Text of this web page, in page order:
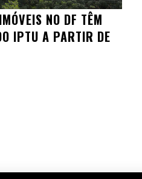
NO DF TÊM
IPTU A PARTIR DE